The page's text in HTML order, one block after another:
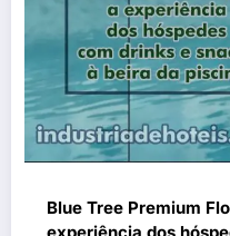
Blue Tree Premium
experiência dos